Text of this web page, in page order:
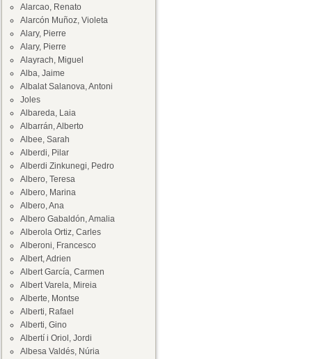
Alarcao, Renato
Alarcón Muñoz, Violeta
Alary, Pierre
Alary, Pierre
Alayrach, Miguel
Alba, Jaime
Albalat Salanova, Antoni
Joles
Albareda, Laia
Albarrán, Alberto
Albee, Sarah
Alberdi, Pilar
Alberdi Zinkunegi, Pedro
Albero, Teresa
Albero, Marina
Albero, Ana
Albero Gabaldón, Amalia
Alberola Ortiz, Carles
Alberoni, Francesco
Albert, Adrien
Albert García, Carmen
Albert Varela, Mireia
Alberte, Montse
Alberti, Rafael
Alberti, Gino
Albertí i Oriol, Jordi
Albesa Valdés, Núria